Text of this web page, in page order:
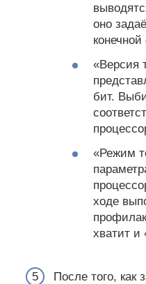
оно
«Версия
бит.
«Режим
ходе
хватит и
После того, как